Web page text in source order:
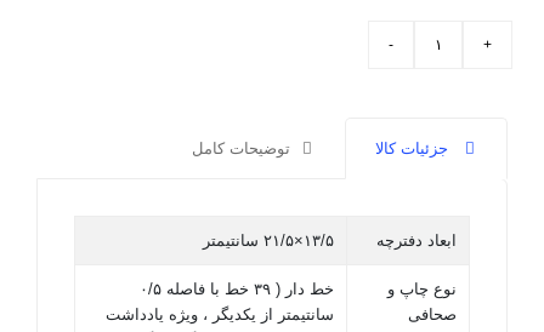
جزئیات کالا توضیحات کامل
ابعاد دفترچه ۱۳/۵×۲۱/۵ سانتیمتر
نوع چاپ و
صحافی
خط دار ( ۳۹ خط با فاصله ۰/۵
سانتیمتر از یکدیگر ، ویژه یادداشت